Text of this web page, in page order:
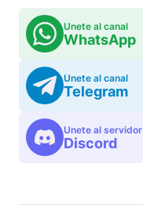
Unete al canal
WhatsApp
Unete al canal
Telegram
Unete al servidor
Discord